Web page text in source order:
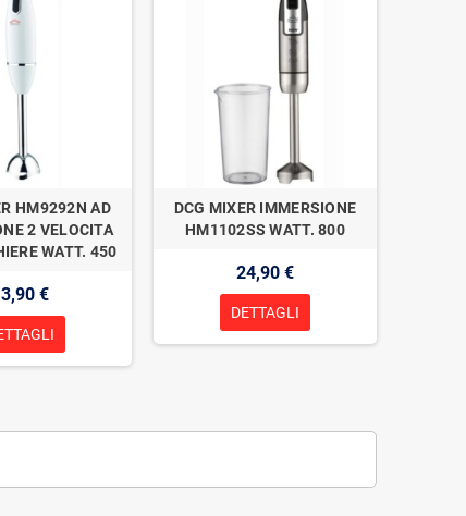
HM9292N AD
2 VELOCITA
WATT. 450
€
DCG MIXER IMMERSIONE
HM1102SS WATT. 800
24,90 €
DETTAGLI